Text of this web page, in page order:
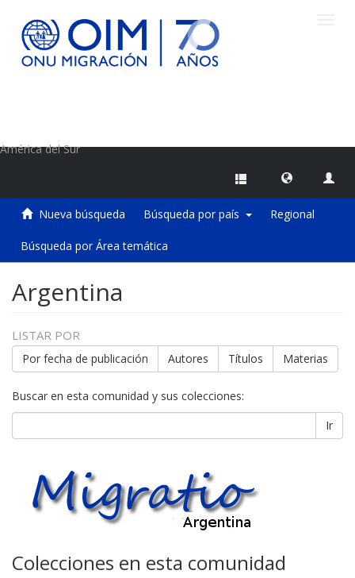
América del Sur
Nueva búsqueda Búsqueda por país Regional
Búsqueda por Área temática
Argentina
LISTAR POR
Por fecha de publicación Autores Títulos Materias
Buscar en esta comunidad y sus colecciones:
Ir
Colecciones en esta comunidad